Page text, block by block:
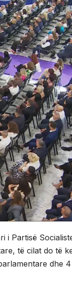
i Partisë
të cilat do të
dhe